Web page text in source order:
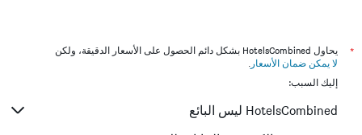
*
يحاول HotelsCombined بشكل دائم الحصول على الأسعار الدقيقة، ولكن
لا يمكن ضمان الأسعار .
إليك السبب:
HotelsCombined ليس البائع